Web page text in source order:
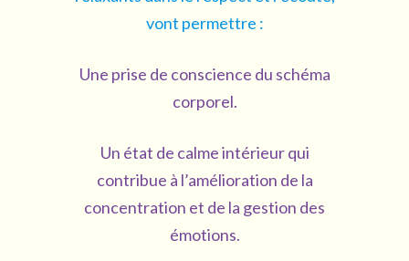
vont permettre :
Une prise de conscience du schéma
corporel.
Un état de calme intérieur qui
contribue à l’amélioration de la
concentration et de la gestion des
émotions.